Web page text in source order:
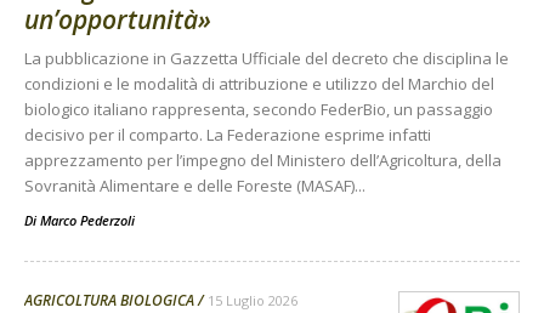
un’opportunità»
La pubblicazione in Gazzetta Ufficiale del decreto che disciplina le
condizioni e le modalità di attribuzione e utilizzo del Marchio del
biologico italiano rappresenta, secondo FederBio, un passaggio
decisivo per il comparto. La Federazione esprime infatti
apprezzamento per l’impegno del Ministero dell’Agricoltura, della
Sovranità Alimentare e delle Foreste (MASAF)...
Di Marco Pederzoli
AGRICOLTURA BIOLOGICA 15 Luglio 2026